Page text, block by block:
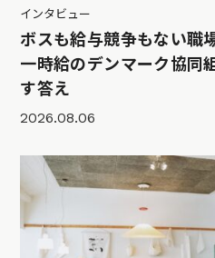
インタビュー
ボスも給与競争もない職
一時給のデンマーク協同
す答え
2026.08.06